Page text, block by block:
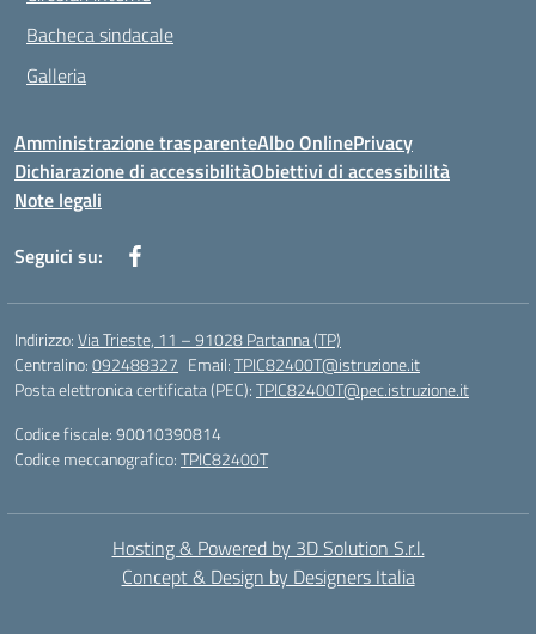
Bacheca sindacale
Galleria
Amministrazione trasparenteAlbo OnlinePrivacy
Dichiarazione di accessibilitàObiettivi di accessibilità
Note legali
Seguici su:
Indirizzo:Via Trieste, 11 – 91028 Partanna (TP)
Centralino:092488327 Email:TPIC82400T@istruzione.it
Posta elettronica certificata (PEC):TPIC82400T@pec.istruzione.it
Codice fiscale: 90010390814
Codice meccanografico:TPIC82400T
Hosting & Powered by 3D Solution S.r.l.
Concept & Design by Designers Italia